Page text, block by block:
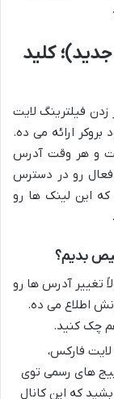
کلید
زدن فیلترینگ لایت
ارائه می ده.
و هر وقت آدرس
رو در دسترس
که این لینک ها رو
بدیم؟
تغییر آدرس ها رو
اطلاع می ده.
چک کنید.
لایت فارکس،
پیج های رسمی توی
که این کانال